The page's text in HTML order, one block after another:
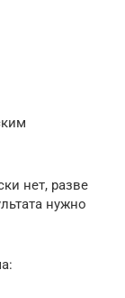
нет, разве
нужно